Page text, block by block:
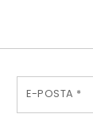
E-POSTA *